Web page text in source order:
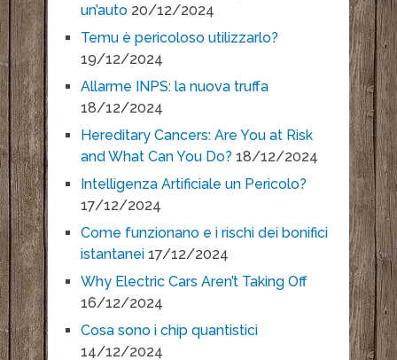
un’auto 20/12/2024
Temu è pericoloso utilizzarlo?
19/12/2024
Allarme INPS: la nuova truffa
18/12/2024
Hereditary Cancers: Are You at Risk
and What Can You Do? 18/12/2024
Intelligenza Artificiale un Pericolo?
17/12/2024
Come funzionano e i rischi dei bonifici
istantanei 17/12/2024
Why Electric Cars Aren’t Taking Off
16/12/2024
Cosa sono i chip quantistici
14/12/2024